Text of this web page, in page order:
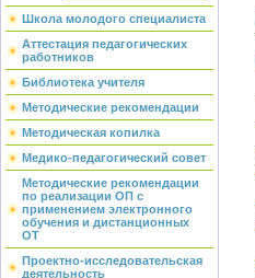
Школа молодого специалиста
Аттестация педагогических
работников
Библиотека учителя
Методические рекомендации
Методическая копилка
Медико-педагогический совет
Методические рекомендации
по реализации ОП с
применением электронного
обучения и дистанционных
ОТ
Проектно-исследовательская
деятельность